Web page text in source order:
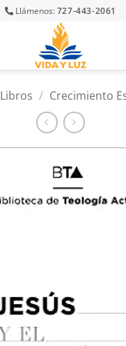
Llámenos:727-443-2061
Libros / Crecimiento